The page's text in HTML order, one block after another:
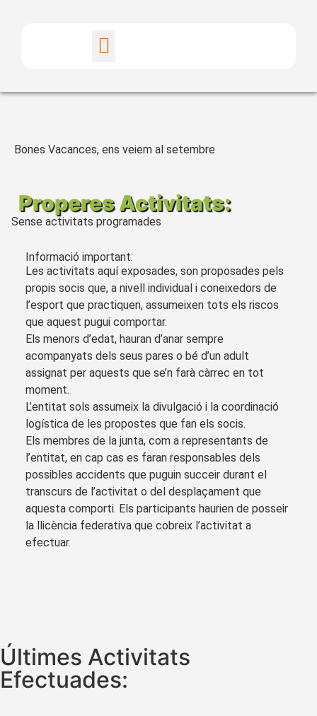
Bones Vacances, ens veiem al setembre
Properes Activitats:
Sense activitats programades
Informació important:
Les activitats aquí exposades, son proposades pels
propis socis que, a nivell individual i coneixedors de
l’esport que practiquen, assumeixen tots els riscos
que aquest pugui comportar.
Els menors d’edat, hauran d’anar sempre
acompanyats dels seus pares o bé d’un adult
assignat per aquests que se’n farà càrrec en tot
moment.
L’entitat sols assumeix la divulgació i la coordinació
logística de les propostes que fan els socis.
Els membres de la junta, com a representants de
l’entitat, en cap cas es faran responsables dels
possibles accidents que puguin succeir durant el
transcurs de l’activitat o del desplaçament que
aquesta comporti. Els participants haurien de posseir
la llicència federativa que cobreix l’activitat a
efectuar.
Últimes Activitats
Efectuades: